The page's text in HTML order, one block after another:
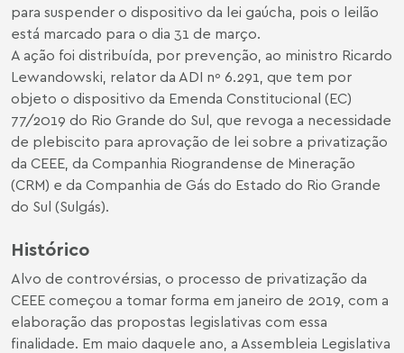
para suspender o dispositivo da lei gaúcha, pois o leilão
está marcado para o dia 31 de março.
A ação foi distribuída, por prevenção, ao ministro Ricardo
Lewandowski, relator da ADI nº 6.291, que tem por
objeto o dispositivo da Emenda Constitucional (EC)
77/2019 do Rio Grande do Sul, que revoga a necessidade
de plebiscito para aprovação de lei sobre a privatização
da CEEE, da Companhia Riograndense de Mineração
(CRM) e da Companhia de Gás do Estado do Rio Grande
do Sul (Sulgás).
Histórico
Alvo de controvérsias, o processo de privatização da
CEEE começou a tomar forma em janeiro de 2019, com a
elaboração das propostas legislativas com essa
finalidade. Em maio daquele ano, a Assembleia Legislativa